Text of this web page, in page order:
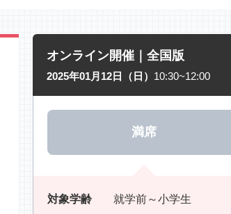
オンライン開催｜全国版
2025年01月12日（日） 10:30~12:00
満席
対象学齢 就学前～小学生